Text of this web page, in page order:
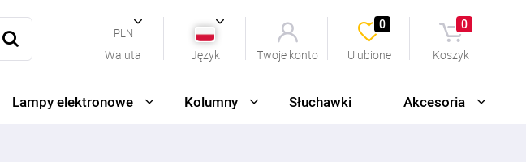
Waluta
PLN
Język Twoje konto Ulubione
0
Koszyk
0
Lampy elektronowe Kolumny Słuchawki Akcesoria